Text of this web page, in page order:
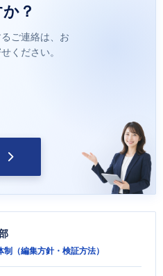
？
ご連絡は、お
ください。
制（編集方針・検証方法）